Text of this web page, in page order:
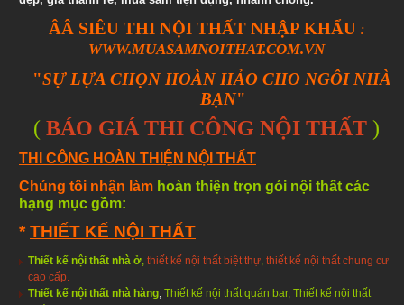
ÂÂ SIÊU THI NỘI THẤT NHẬP KHẨU :
WWW.MUASAMNOITHAT.COM.VN
"SỰ LỰA CHỌN HOÀN HẢO CHO NGÔI NHÀ
BẠN"
( BÁO GIÁ THI CÔNG NỘI THẤT )
THI CÔNG HOÀN THIỆN NỘI THẤT
Chúng tôi nhận làm hoàn thiện trọn gói nội thất các
hạng mục gồm:
*THIẾT KẾ NỘI THẤT
Thiết kế nội thất nhà ở, thiết kế nội thất biệt thự, thiết kế nội thất chung cư
cao cấp.
Thiết kế nội thất nhà hàng, Thiết kế nội thất quán bar, Thiết kế nội thất